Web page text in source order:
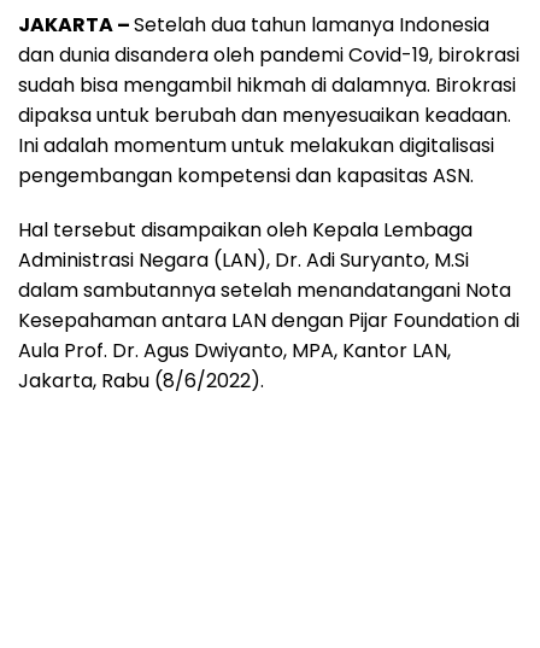
JAKARTA –Setelah dua tahun lamanya Indonesia
dan dunia disandera oleh pandemi Covid-19, birokrasi
sudah bisa mengambil hikmah di dalamnya. Birokrasi
dipaksa untuk berubah dan menyesuaikan keadaan.
Ini adalah momentum untuk melakukan digitalisasi
pengembangan kompetensi dan kapasitas ASN.
Hal tersebut disampaikan oleh Kepala Lembaga
Administrasi Negara (LAN), Dr. Adi Suryanto, M.Si
dalam sambutannya setelah menandatangani Nota
Kesepahaman antara LAN dengan Pijar Foundation di
Aula Prof. Dr. Agus Dwiyanto, MPA, Kantor LAN,
Jakarta, Rabu (8/6/2022).